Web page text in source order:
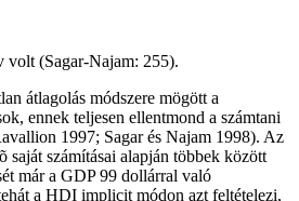
volt (Sagar-Najam: 255).
átlagolás módszere mögött a
ennek teljesen ellentmond a számtani
1997; Sagar és Najam 1998). Az
számításai alapján többek között
már a GDP 99 dollárral való
a HDI implicit módon azt feltételezi,